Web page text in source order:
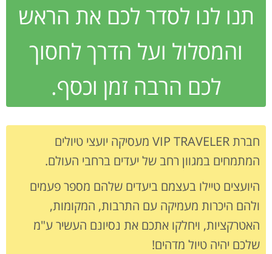
תנו לנו לסדר לכם את הראש
והמסלול ועל הדרך לחסוך
לכם הרבה זמן וכסף.
חברת VIP TRAVELER מעסיקה יועצי טיולים
המתמחים במגוון רחב של יעדים ברחבי העולם.
היועצים טיילו בעצמם ביעדים שלהם מספר פעמים
ולהם היכרות מעמיקה עם התרבות, המקומות,
האטרקציות, ויחלקו אתכם את נסיונם העשיר ע"מ
שלכם יהיה טיול מדהים!